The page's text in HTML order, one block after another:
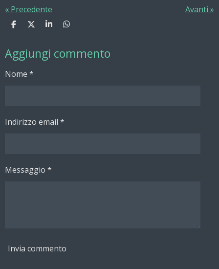
« Precedente Avanti »
C
d
i
i
C
d
i
i
C
d
i
C
d
i
Aggiungi commento
Nome *
Indirizzo email *
Messaggio *
Invia commento